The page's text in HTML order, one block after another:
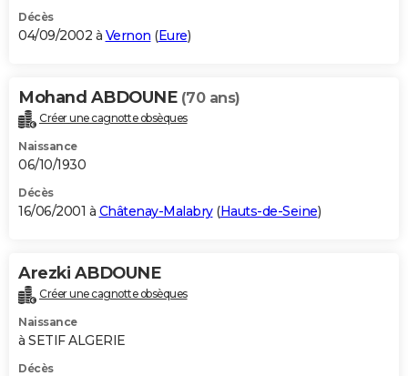
Décès
04/09/2002 à Vernon (Eure)
Mohand ABDOUNE (70 ans)
Créer une cagnotte obsèques
Naissance
06/10/1930
Décès
16/06/2001 à Châtenay-Malabry(Hauts-de-Seine)
Arezki ABDOUNE
Créer une cagnotte obsèques
Naissance
à SETIF ALGERIE
Décès